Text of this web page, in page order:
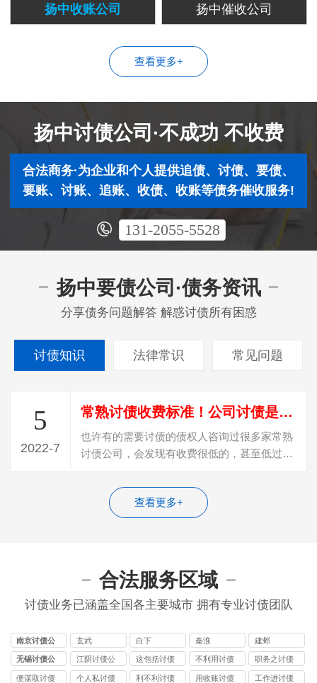
扬中收账公司 扬中催收公司
查看更多+
扬中讨债公司·不成功 不收费
合法商务·为企业和个人提供追债、讨债、要债、
要账、讨账、追账、收债、收账等债务催收服务!
131-2055-5528
扬中要债公司·债务资讯
分享债务问题解答 解惑讨债所有困惑
讨债知识 法律常识 常见问题
5
2022-7
常熟讨债收费标准！公司讨债是怎么收费？
也许有的需要讨债的债权人咨询过很多家常熟
讨债公司，会发现有收费很低的，甚至低过
查看更多+
合法服务区域
讨债业务已涵盖全国各主要城市 拥有专业讨债团队
南京讨债公
司
玄武 白下 秦淮 建邺
无锡讨债公
司
江阴讨债公
司
这包括讨债
公司
不利用讨债
公司
职务之讨债
公司
便谋取讨债
个人私讨债
利不利讨债
用收账讨债
工作进讨债